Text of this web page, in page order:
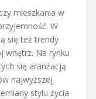
mieszkania w
W
się też trendy
wnętrz. Na rynku
się aranżacją
najwyższej
stylu życia